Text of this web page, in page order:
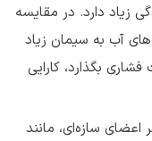
زیاد دارد. در مقایسه
آب به سیمان زیاد
بگذارد، کارایی
برای بیشتر اعضای سازه‌ای، مانند